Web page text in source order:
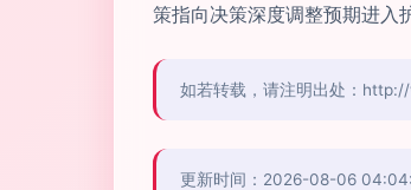
策指向决策深度调整预期进入
如若转载，请注明出处：
更新时间：2026-08-06